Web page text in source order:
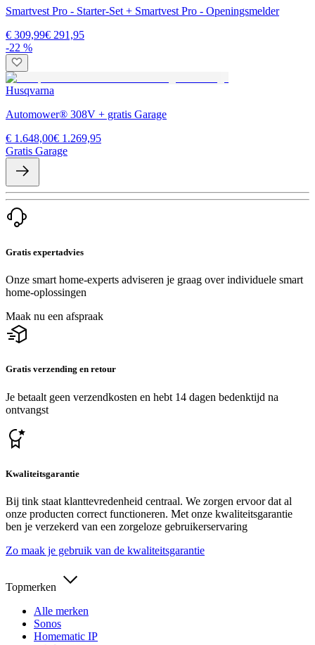
Smartvest Pro - Starter-Set + Smartvest Pro - Openingsmelder
€ 309,99€ 291,95
-22 %
Husqvarna
Automower® 308V + gratis Garage
€ 1.648,00€ 1.269,95
Gratis Garage
Gratis expertadvies
Onze smart home-experts adviseren je graag over individuele smart
home-oplossingen
Maak nu een afspraak
Gratis verzending en retour
Je betaalt geen verzendkosten en hebt 14 dagen bedenktijd na
ontvangst
Kwaliteitsgarantie
Bij tink staat klanttevredenheid centraal. We zorgen ervoor dat al
onze producten correct functioneren. Met onze kwaliteitsgarantie
ben je verzekerd van een zorgeloze gebruikerservaring
Zo maak je gebruik van de kwaliteitsgarantie
Topmerken
Alle merken
Sonos
Homematic IP